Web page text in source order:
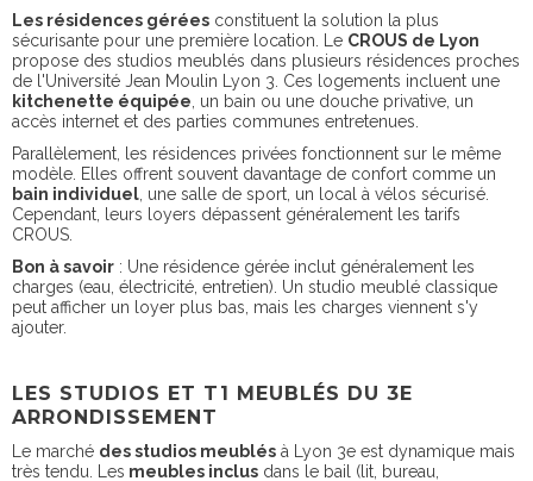
Les résidences gérées constituent la solution la plus
sécurisante pour une première location. Le CROUS de Lyon
propose des studios meublés dans plusieurs résidences proches
de l'Université Jean Moulin Lyon 3. Ces logements incluent une
kitchenette équipée, un bain ou une douche privative, un
accès internet et des parties communes entretenues.
Parallèlement, les résidences privées fonctionnent sur le même
modèle. Elles offrent souvent davantage de confort comme un
bain individuel, une salle de sport, un local à vélos sécurisé.
Cependant, leurs loyers dépassent généralement les tarifs
CROUS.
Bon à savoir : Une résidence gérée inclut généralement les
charges (eau, électricité, entretien). Un studio meublé classique
peut afficher un loyer plus bas, mais les charges viennent s'y
ajouter.
LES STUDIOS ET T1 MEUBLÉS DU 3E
ARRONDISSEMENT
Le marché des studios meublés à Lyon 3e est dynamique mais
très tendu. Les meubles inclus dans le bail (lit, bureau,